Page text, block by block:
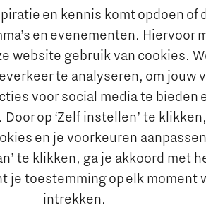
en kennis komt opdoen of
en evenementen. Hiervoor
website gebruik van cookies.
te analyseren, om jouw
voor social media te bieden
op ‘Zelf instellen’ te
en je voorkeuren
te klikken, ga je akkoord met
je toestemming op elk moment
intrekken.
en
Whitepapers &
Nieuwsbrief
Insidr wijst
de weg in
Maatschappelijk
Brainport voor Elkaar
Over Brainport voor Elkaar
Sociale Brainport Agenda
Lidmaatschap